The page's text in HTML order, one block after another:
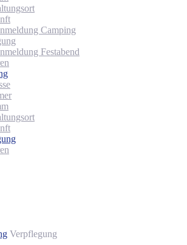
Camping
Festabend
Verpflegung